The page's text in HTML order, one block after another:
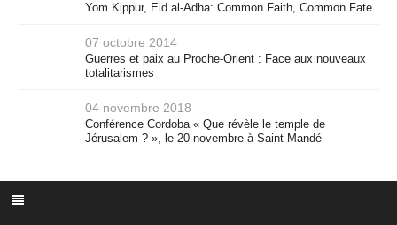
Yom Kippur, Eid al-Adha: Common Faith, Common Fate
07 octobre 2014
Guerres et paix au Proche-Orient : Face aux nouveaux
totalitarismes
04 novembre 2018
Conférence Cordoba « Que révèle le temple de
Jérusalem ? », le 20 novembre à Saint-Mandé